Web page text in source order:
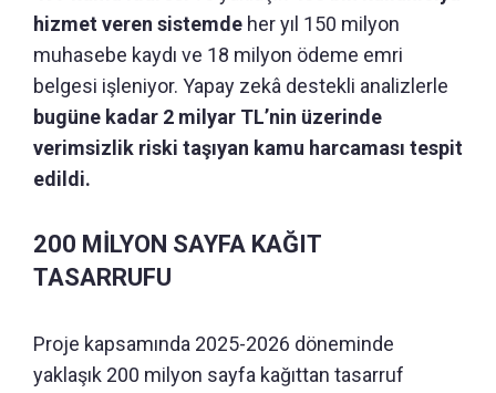
hizmet veren sistemde her yıl 150 milyon
muhasebe kaydı ve 18 milyon ödeme emri
belgesi işleniyor. Yapay zekâ destekli analizlerle
bugüne kadar 2 milyar TL’nin üzerinde
verimsizlik riski taşıyan kamu harcaması tespit
edildi.
200 MİLYON SAYFA KAĞIT
TASARRUFU
Proje kapsamında 2025-2026 döneminde
yaklaşık 200 milyon sayfa kağıttan tasarruf